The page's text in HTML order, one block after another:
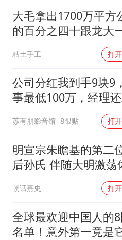
刘浩
“南湖
习近平
大毛拿出1700万平方
的百分之四十跟龙大
粘土手工 打
公司分红我到手9块9
事最低100万，经理
我续签，我笑了：不
苏有朋影音馆 8跟贴 打
明宣宗朱瞻基的第二
后孙氏 伴随大明激荡
朝话熹史 打
全球最欢迎中国人的
名单！意外第一竟是